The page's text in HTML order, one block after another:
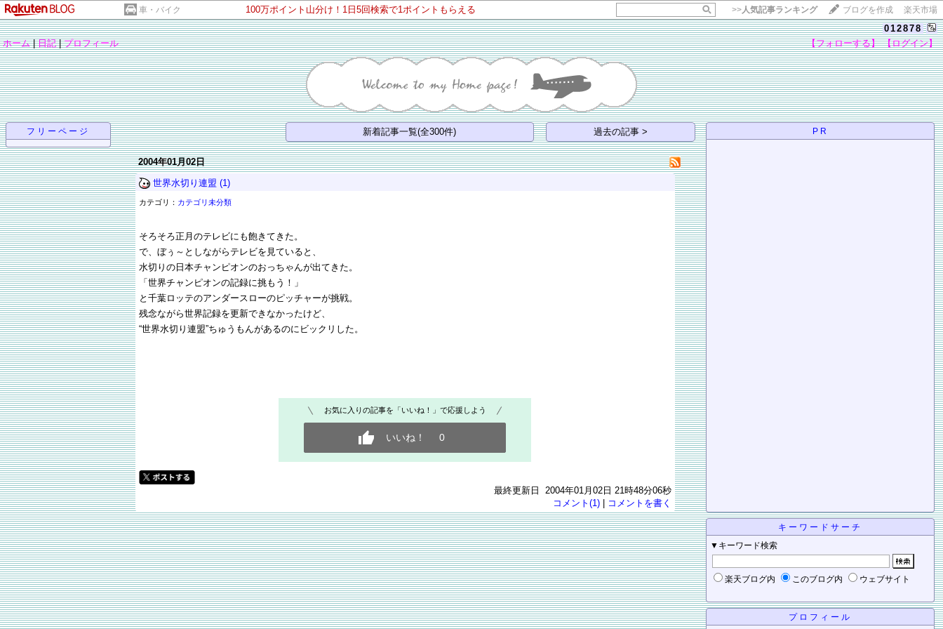
車・バイク 100万ポイント山分け！1日5回検索で1ポイントもらえる >>人気記事ランキング ブログを作成 楽天市場
012878
ホーム|日記|プロフィール 【フォローする】 【ログイン】
フリーページ 新着記事一覧(全300件) 過去の記事 >
2004年01月02日
世界水切り連盟 (1)
カテゴリ： カテゴリ未分類
そろそろ正月のテレビにも飽きてきた。
で、ぼぅ～としながらテレビを見ていると、
水切りの日本チャンピオンのおっちゃんが出てきた。
「世界チャンピオンの記録に挑もう！」
と千葉ロッテのアンダースローのピッチャーが挑戦。
残念ながら世界記録を更新できなかったけど、
“世界水切り連盟”ちゅうもんがあるのにビックリした。
お気に入りの記事を「いいね！」で応援しよう
いいね！ 0
最終更新日 2004年01月02日 21時48分06秒
コメント(1)| コメントを書く
【毎日開催】
15記事にいいね！で1ポイント
10秒滞在
いいね! --/--
PR
キーワードサーチ
▼キーワード検索
楽天ブログ内 このブログ内 ウェブサイト
プロフィール